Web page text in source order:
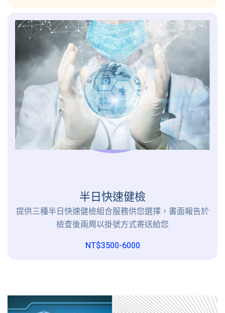
半日快速健檢
提供三種半日快速健檢組合服務供您選擇，書面報告於
檢查後兩周以掛號方式寄送給您
NT$3500-6000